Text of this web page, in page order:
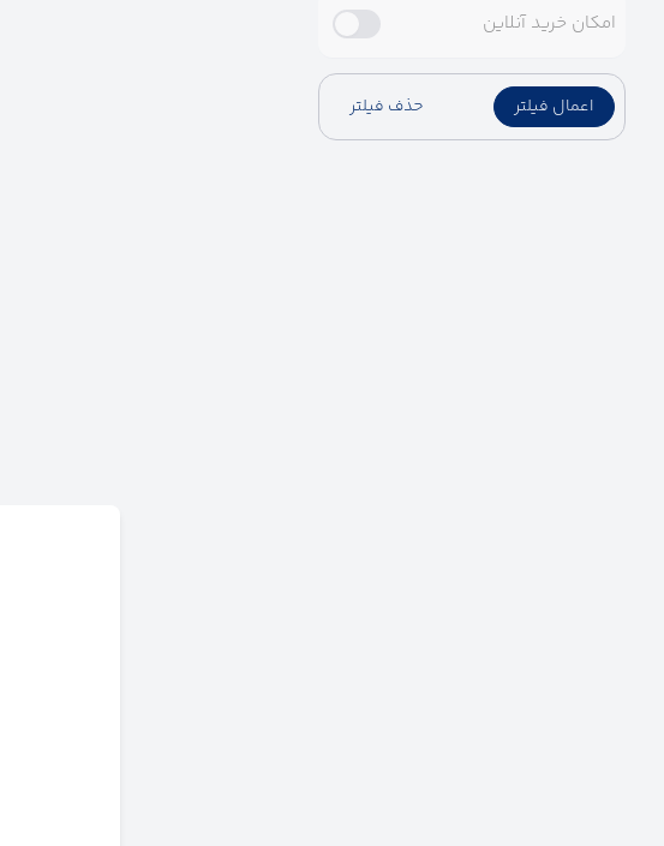
امکان خرید آنلاین
اعمال فیلتر حذف فیلتر